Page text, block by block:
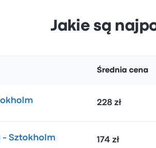
Jakie są
Średnia cena
228 zł
- Sztokholm 174 zł